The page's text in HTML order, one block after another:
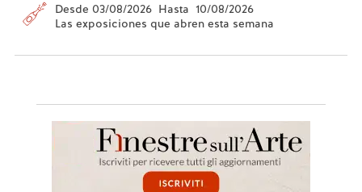
Desde 03/08/2026 Hasta 10/08/2026
Las exposiciones que abren esta semana